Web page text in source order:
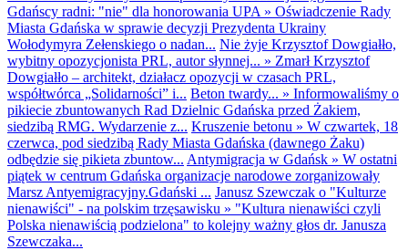
Gdańscy radni: "nie" dla honorowania UPA » Oświadczenie Rady
Miasta Gdańska w sprawie decyzji Prezydenta Ukrainy
Wołodymyra Zełenskiego o nadan... Nie żyje Krzysztof Dowgiałło,
wybitny opozycjonista PRL, autor słynnej... » Zmarł Krzysztof
Dowgiałło – architekt, działacz opozycji w czasach PRL,
współtwórca „Solidarności” i... Beton twardy... » Informowaliśmy o
pikiecie zbuntowanych Rad Dzielnic Gdańska przed Żakiem,
siedzibą RMG. Wydarzenie z... Kruszenie betonu » W czwartek, 18
czerwca, pod siedzibą Rady Miasta Gdańska (dawnego Żaku)
odbędzie się pikieta zbuntow... Antymigracja w Gdańsk » W ostatni
piątek w centrum Gdańska organizacje narodowe zorganizowały
Marsz Antyemigracyjny.Gdański ... Janusz Szewczak o "Kulturze
nienawiści" - na polskim trzęsawisku » "Kultura nienawiści czyli
Polska nienawiścią podzielona" to kolejny ważny głos dr. Janusza
Szewczaka...